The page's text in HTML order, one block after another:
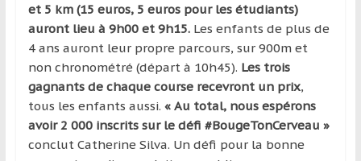
et 5 km (15 euros, 5 euros pour les étudiants)
auront lieu à 9h00 et 9h15.Les enfants de plus de
4 ans auront leur propre parcours, sur 900m et
non chronométré (départ à 10h45). Les trois
gagnants de chaque course recevront un prix,
tous les enfants aussi. « Au total, nous espérons
avoir 2 000 inscrits sur le défi #BougeTonCerveau »
conclut Catherine Silva. Un défi pour la bonne